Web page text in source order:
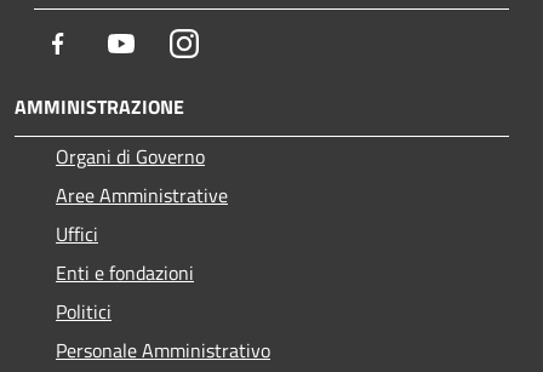
Facebook YoutubeInstagram
AMMINISTRAZIONE
Organi di Governo
Aree Amministrative
Uffici
Enti e fondazioni
Politici
Personale Amministrativo